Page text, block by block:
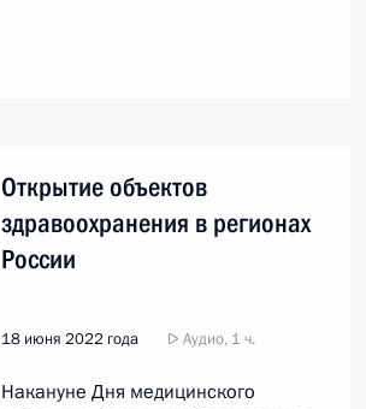
Открытие объектов
здравоохранения в регионах
России
18 июня 2022 года Аудио, 1 ч.
Накануне Дня медицинского